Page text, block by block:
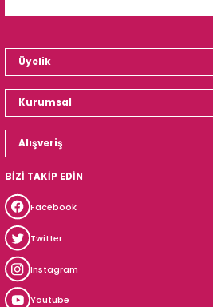
Üyelik
Kurumsal
Alışveriş
BİZİ TAKİP EDİN
Facebook
Twitter
Instagram
Youtube